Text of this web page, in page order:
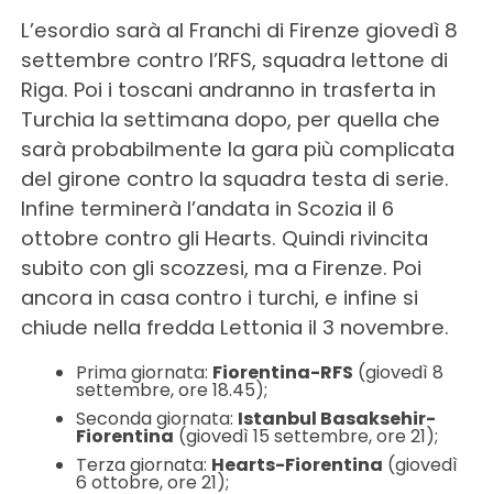
L’esordio sarà al Franchi di Firenze giovedì 8
settembre contro l’RFS, squadra lettone di
Riga. Poi i toscani andranno in trasferta in
Turchia la settimana dopo, per quella che
sarà probabilmente la gara più complicata
del girone contro la squadra testa di serie.
Infine terminerà l’andata in Scozia il 6
ottobre contro gli Hearts. Quindi rivincita
subito con gli scozzesi, ma a Firenze. Poi
ancora in casa contro i turchi, e infine si
chiude nella fredda Lettonia il 3 novembre.
Prima giornata: Fiorentina-RFS (giovedì 8
settembre, ore 18.45);
Seconda giornata: Istanbul Basaksehir-
Fiorentina (giovedì 15 settembre, ore 21);
Terza giornata: Hearts-Fiorentina (giovedì
6 ottobre, ore 21);